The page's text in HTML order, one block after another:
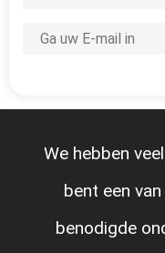
leveranciers in
de beste. Ik kan
voor